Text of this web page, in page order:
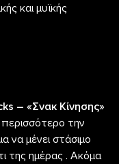
και μυϊκής
– «Σνακ Κίνησης»
την
να μένει στάσιμο
της ημέρας . Ακόμα